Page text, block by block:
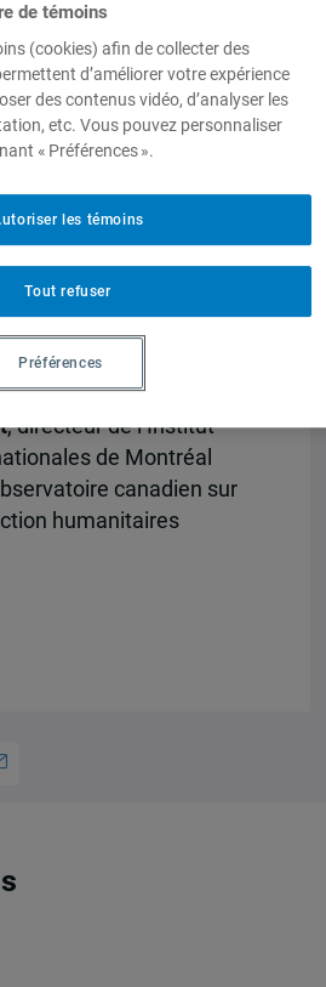
s’inscrire
logique inversée : il
mécanismes de
tout en poursuivant
commerciales qui
des conflits. »
, directrice générale de
Canada
, directeur de l’Institut
de Montréal
canadien sur
humanitaires
de témoins
(cookies) afin de collecter des
d’améliorer votre expérience
des contenus vidéo, d’analyser les
etc. Vous pouvez personnaliser
« Préférences ».
Tout refuser
les témoins
Préférences